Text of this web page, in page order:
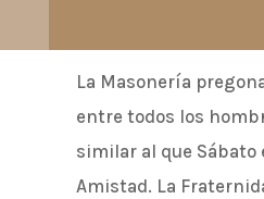
La Masonería
entre todos los
similar al que Sábato
Amistad. La